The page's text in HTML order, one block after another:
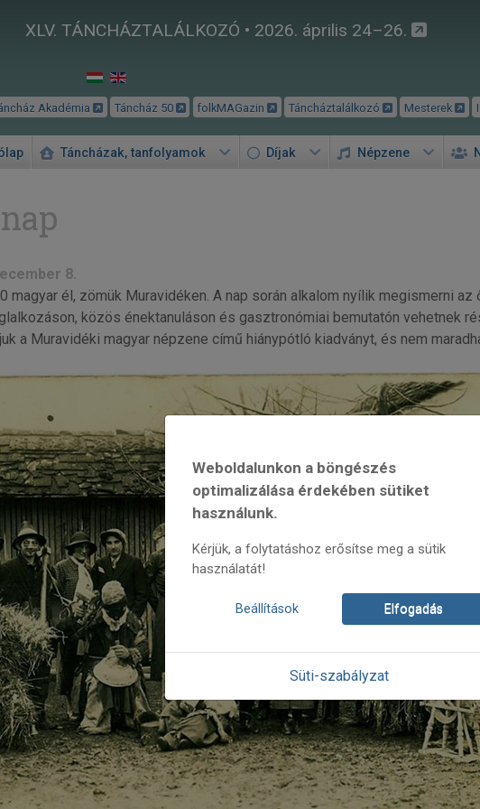
XLV. TÁNCHÁZTALÁLKOZÓ • 2026. április 24–26.
Akadémia Táncház 50 folkMAGazin Táncháztalálkozó Mesterek
Táncházak, tanfolyamok Díjak Népzene
8.
magyar él, zömük Muravidéken. A nap során alkalom nyílik megismerni
közös énektanuláson és gasztronómiai bemutatón vehetnek
a Muravidéki magyar népzene című hiánypótló kiadványt, és nem
Weboldalunkon a böngészés
optimalizálása érdekében sütiket
használunk.
Kérjük, a folytatáshoz erősítse meg a sütik
használatát!
Beállítások Elfogadás
Süti-szabályzat